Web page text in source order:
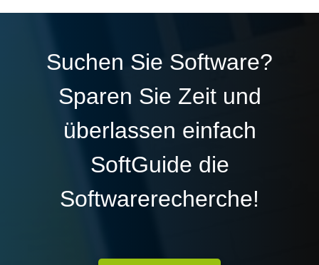
Suchen Sie Software?
Sparen Sie Zeit und
überlassen einfach
SoftGuide die
Softwarerecherche!